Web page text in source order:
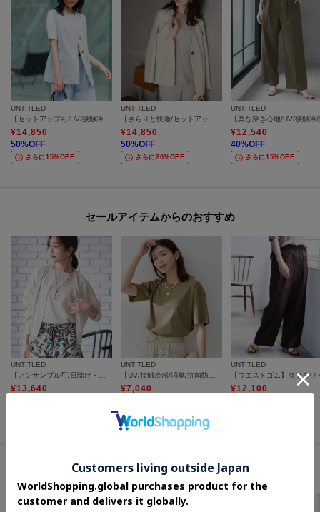
UNTITLED
¥14,850
50%OFF
さらに15%OFF
UNTITLED
¥14,850
50%OFF
さらに20%OFF
UNTITLED
¥12,540
40%OFF
さらに15%OFF
セールアイテムからのおすすめ
UNTITLED
【アンサンブル可/日除け・冷房対策】シアーレーヨンZIPカーディガン
¥13,640
UNTITLED
【UV/接触冷感/消臭/抗菌防臭】ベーシックTシャツ
¥7,040
UNTITLED
¥12,100
#きれいめセットアップパンツ